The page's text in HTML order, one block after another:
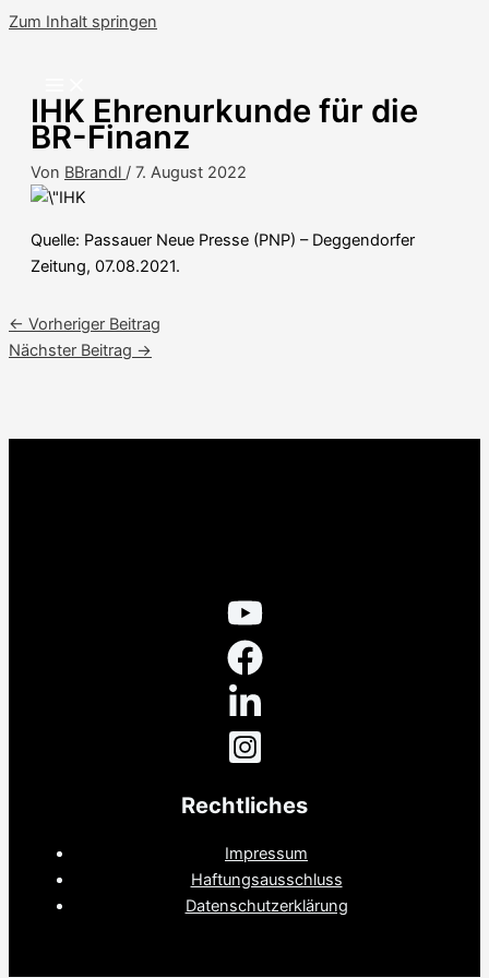
Zum Inhalt springen
IHK Ehrenurkunde für die
BR-Finanz
Von BBrandl / 7. August 2022
Quelle: Passauer Neue Presse (PNP) – Deggendorfer
Zeitung, 07.08.2021.
← Vorheriger Beitrag
Nächster Beitrag →
Rechtliches
Impressum
Haftungsausschluss
Datenschutzerklärung